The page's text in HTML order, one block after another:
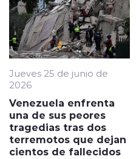
Jueves 25 de junio de
2026
Venezuela enfrenta
una de sus peores
tragedias tras dos
terremotos que dejan
cientos de fallecidos